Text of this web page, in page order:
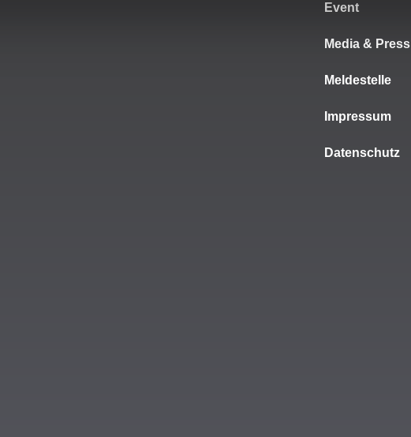
Event
Media & Press
Meldestelle
Impressum
Datenschutz